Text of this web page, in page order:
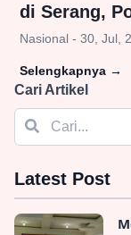
di Serang,
Nasional - 30, Jul,
Selengkapnya →
Cari Artikel
Latest Post